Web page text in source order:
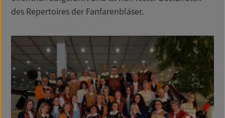
des Repertoires der Fanfarenbläser.